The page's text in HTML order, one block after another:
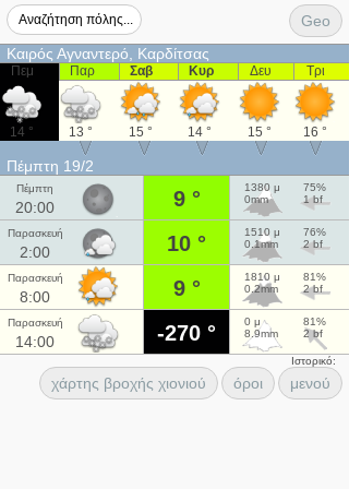
Geo
Καιρός Αγναντερό, Καρδίτσας
Πεμ
14 °
Παρ
13 °
Σαβ
15 °
Κυρ
14 °
Δευ
15 °
Τρι
16 °
Πέμπτη 19/2
Πέμπτη
20:00 9 °
1380 μ
0mm
75%
1 bf
Παρασκευή
2:00 10 °
1510 μ
0.1mm
76%
2 bf
Παρασκευή
8:00 9 °
1810 μ
0.2mm
81%
2 bf
Παρασκευή
14:00 -270 °
0 μ
8.9mm
81%
2 bf
Ιστορικό:
χάρτης βροχής χιονιού όροι μενού